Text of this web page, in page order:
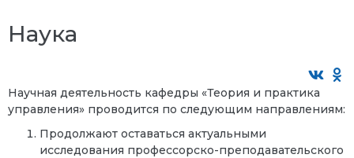
Наука
Научная деятельность кафедры «Теория и практика
управления» проводится по следующим направлениям:
Продолжают оставаться актуальными
исследования профессорско-преподавательского